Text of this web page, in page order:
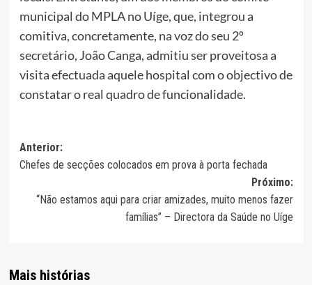
municipal do MPLA no Uíge, que, integrou a
comitiva, concretamente, na voz do seu 2º
secretário, João Canga, admitiu ser proveitosa a
visita efectuada aquele hospital com o objectivo de
constatar o real quadro de funcionalidade.
Navegação
de
artigos
Anterior:
Chefes de secções colocados em prova à porta fechada
Próximo:
“Não estamos aqui para criar amizades, muito menos fazer
famílias” – Directora da Saúde no Uíge
Mais histórias